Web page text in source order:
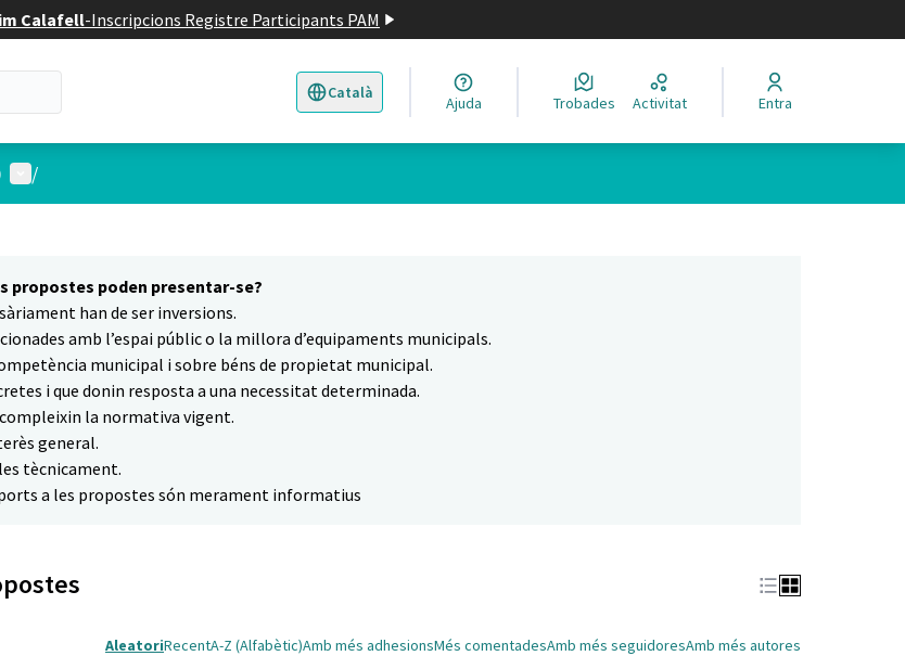
Calafell-Inscripcions Registre Participants PAM
Català
Triar la llengua Elegir el idioma
Ajuda Trobades Activitat Entra
Menú d'usuari
/
propostes poden presentar-se?
han de ser inversions.
amb l’espai públic o la millora d’equipaments municipals.
municipal i sobre béns de propietat municipal.
i que donin resposta a una necessitat determinada.
compleixin la normativa vigent.
general.
tècnicament.
a les propostes són merament informatius
AleatoriRecentA-Z (Alfabètic)Amb més adhesionsMés comentadesAmb més seguidoresAmb més autores